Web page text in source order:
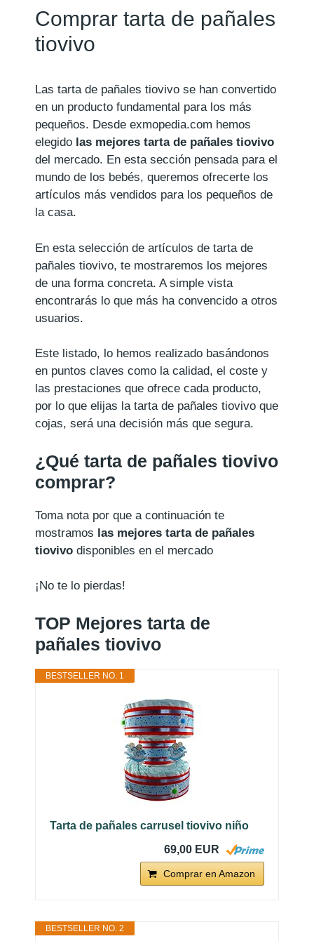
Comprar tarta de pañales
tiovivo
Las tarta de pañales tiovivo se han convertido
en un producto fundamental para los más
pequeños. Desde exmopedia.com hemos
elegido las mejores tarta de pañales tiovivo
del mercado. En esta sección pensada para el
mundo de los bebés, queremos ofrecerte los
artículos más vendidos para los pequeños de
la casa.
En esta selección de artículos de tarta de
pañales tiovivo, te mostraremos los mejores
de una forma concreta. A simple vista
encontrarás lo que más ha convencido a otros
usuarios.
Este listado, lo hemos realizado basándonos
en puntos claves como la calidad, el coste y
las prestaciones que ofrece cada producto,
por lo que elijas la tarta de pañales tiovivo que
cojas, será una decisión más que segura.
¿Qué tarta de pañales tiovivo
comprar?
Toma nota por que a continuación te
mostramos las mejores tarta de pañales
tiovivo disponibles en el mercado
¡No te lo pierdas!
TOP Mejores tarta de
pañales tiovivo
BESTSELLER NO. 1
Tarta de pañales carrusel tiovivo niño
69,00 EUR
Comprar en Amazon
BESTSELLER NO. 2